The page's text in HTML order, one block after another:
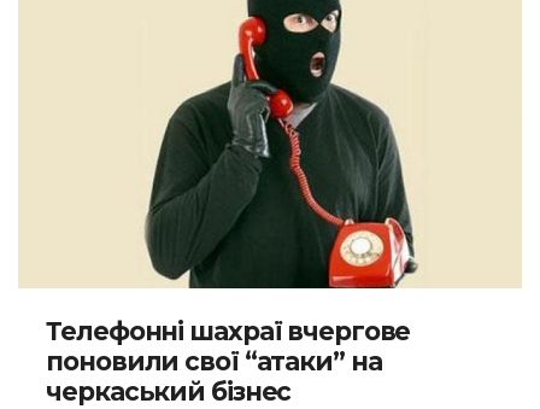
Телефонні шахраї вчергове
поновили свої “атаки” на
черкаський бізнес